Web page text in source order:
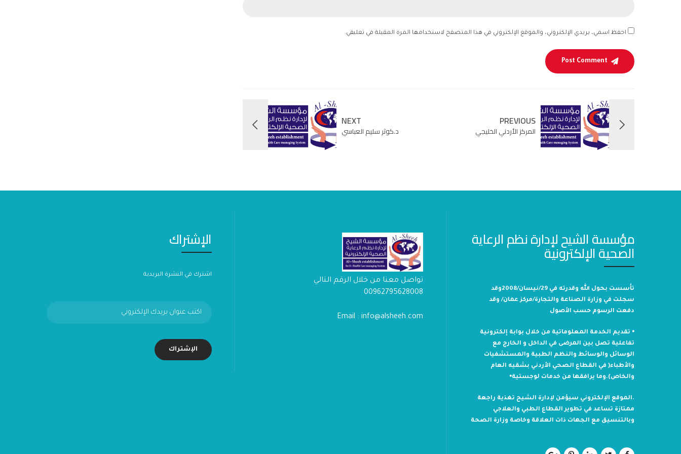
احفظ اسمي، بريدي الإلكتروني، والموقع الإلكتروني في هذا المتصفح لاستخدامها المرة المقبلة في تعليقي.
Post Comment
PREVIOUS
المركز الأردني الخليجي
NEXT
د.كوثر سليم العباسي
مؤسسة الشيح لإدارة نظم الرعاية
الصحية الإلكترونية
تأسست بحول الله وقدرته في 29/نيسان/2008وقد
سجلت في وزارة الصناعة والتجارة/مركز عمان/ وقد
دفعت الرسوم حسب الأصول
⦁ تقديم الخدمة المعلوماتية من خلال بوابة إلكترونية
تفاعلية تصل بين المرضى في الداخل و الخارج مع
الوسائل والوسائط والنظم الطبية والمستشفيات
والأطباء( في القطاع الصحي الأردني بشقيه العام
والخاص).وما يرافقها من خدمات لوجستية⦁
.الموقع الإلكتروني سيؤمن لإدارة الشيح تغذية راجعة
ممتازة تساعد في تطوير القطاع الطبي والعلاجي
وبالتنسيق مع الجهات ذات العلاقة وخاصة وزارة الصحة
تواصل معنا من خلال الرقم التالي
00962795628008
Email : info@alsheeh.com
الإشتراك
اشترك في النشرة البريدية